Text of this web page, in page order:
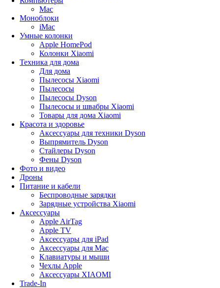
Mac
Моноблоки
iMac
Умные колонки
Apple HomePod
Колонки Xiaomi
Техника для дома
Для дома
Пылесосы Xiaomi
Пылесосы
Пылесосы Dyson
Пылесосы и швабры Xiaomi
Товары для дома Xiaomi
Красота и здоровье
Аксессуары для техники Dyson
Выпрямитель Dyson
Стайлеры Dyson
Фены Dyson
Фото и видео
Дроны
Питание и кабели
Беспроводные зарядки
Зарядные устройства Xiaomi
Аксессуары
Apple AirTag
Apple TV
Аксессуары для iPad
Аксессуары для Mac
Клавиатуры и мыши
Чехлы Apple
Аксессуары XIAOMI
Trade-In